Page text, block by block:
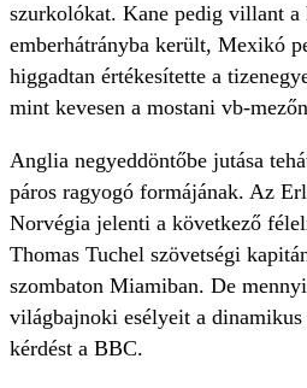
szurkolókat. Kane pedig villant a
emberhátrányba került, Mexikó
higgadtan értékesítette a
mint kevesen a mostani vb-
Anglia negyeddöntőbe jutása
páros ragyogó formájának. Az
Norvégia jelenti a következő
Thomas Tuchel szövetségi
szombaton Miamiban. De
világbajnoki esélyeit a dinamikus
kérdést a BBC.